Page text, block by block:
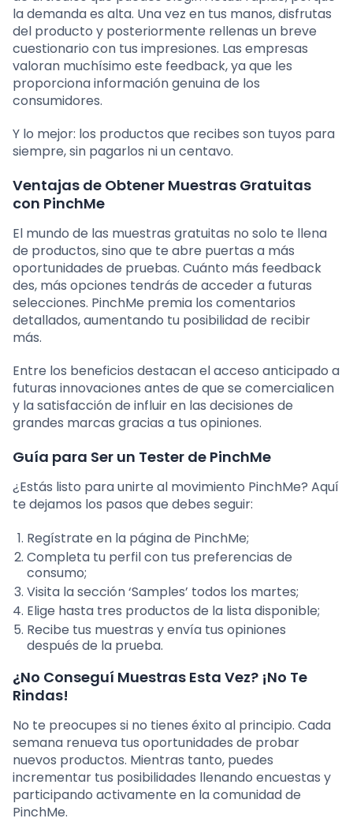
la demanda es alta. Una vez en tus manos, disfrutas
del producto y posteriormente rellenas un breve
cuestionario con tus impresiones. Las empresas
valoran muchísimo este feedback, ya que les
proporciona información genuina de los
consumidores.
Y lo mejor: los productos que recibes son tuyos para
siempre, sin pagarlos ni un centavo.
Ventajas de Obtener Muestras Gratuitas
con PinchMe
El mundo de las muestras gratuitas no solo te llena
de productos, sino que te abre puertas a más
oportunidades de pruebas. Cuánto más feedback
des, más opciones tendrás de acceder a futuras
selecciones. PinchMe premia los comentarios
detallados, aumentando tu posibilidad de recibir
más.
Entre los beneficios destacan el acceso anticipado a
futuras innovaciones antes de que se comercialicen
y la satisfacción de influir en las decisiones de
grandes marcas gracias a tus opiniones.
Guía para Ser un Tester de PinchMe
¿Estás listo para unirte al movimiento PinchMe? Aquí
te dejamos los pasos que debes seguir:
Regístrate en la página de PinchMe;
Completa tu perfil con tus preferencias de
consumo;
Visita la sección ‘Samples’ todos los martes;
Elige hasta tres productos de la lista disponible;
Recibe tus muestras y envía tus opiniones
después de la prueba.
¿No Conseguí Muestras Esta Vez? ¡No Te
Rindas!
No te preocupes si no tienes éxito al principio. Cada
semana renueva tus oportunidades de probar
nuevos productos. Mientras tanto, puedes
incrementar tus posibilidades llenando encuestas y
participando activamente en la comunidad de
PinchMe.